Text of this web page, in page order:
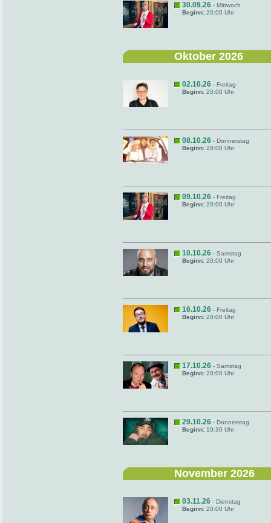
30.09.26 - Mittwoch
Beginn: 20:00 Uhr
Oktober 2026
02.10.26 - Freitag
Beginn: 20:00 Uhr
08.10.26 - Donnerstag
Beginn: 20:00 Uhr
09.10.26 - Freitag
Beginn: 20:00 Uhr
10.10.26 - Samstag
Beginn: 20:00 Uhr
16.10.26 - Freitag
Beginn: 20:00 Uhr
17.10.26 - Samstag
Beginn: 20:00 Uhr
29.10.26 - Donnerstag
Beginn: 19:30 Uhr
November 2026
03.11.26 - Dienstag
Beginn: 20:00 Uhr